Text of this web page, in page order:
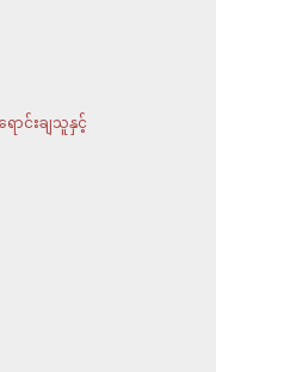
င်းချသူနှင့်